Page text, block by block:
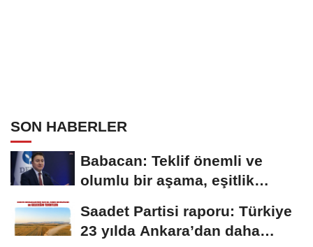
SON HABERLER
Babacan: Teklif önemli ve
olumlu bir aşama, eşitlik
Saadet Partisi raporu: Türkiye
23 yılda Ankara’dan daha